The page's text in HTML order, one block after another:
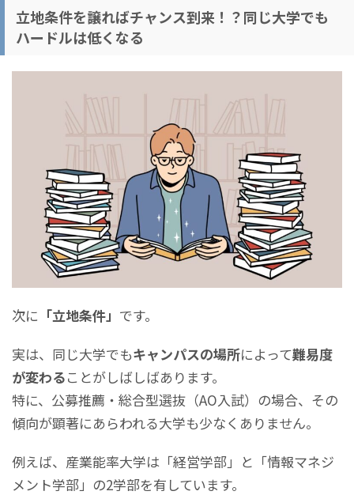
立地条件を譲ればチャンス到来！？同じ大学でも
ハードルは低くなる
次に 「立地条件」 です。
実は、同じ大学でもキャンパスの場所によって難易度
が変わることがしばしばあります。
特に、公募推薦・総合型選抜（AO入試）の場合、その
傾向が顕著にあらわれる大学も少なくありません。
例えば、産業能率大学は「経営学部」と「情報マネジ
メント学部」の2学部を有しています。